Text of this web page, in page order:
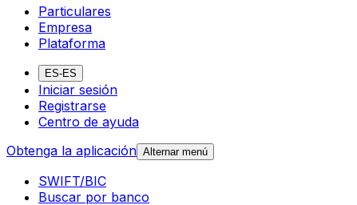
Particulares
Empresa
Plataforma
ES-ES
Iniciar sesión
Registrarse
Centro de ayuda
Obtenga la aplicación Alternar menú
SWIFT/BIC
Buscar por banco